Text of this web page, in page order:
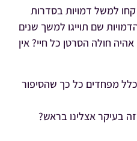
למשל דמויות בסדרות
שם תוייגו למשך שנים
חולה הסרטן כל חיי? אין
מפחדים כל כך שהסיפור
בעיקר אצלינו בראש?